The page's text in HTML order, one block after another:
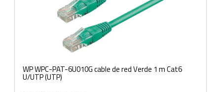
WP WPC-PAT-6U010G cable de red Verde 1 m Cat6
U/UTP (UTP)